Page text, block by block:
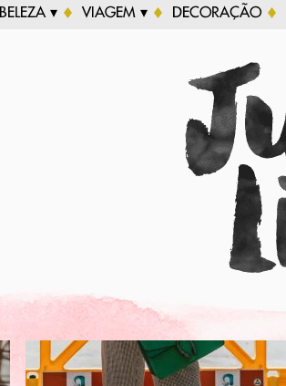
BELEZA ▾ VIAGEM ▾ DECORAÇÃO